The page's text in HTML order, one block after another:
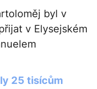
byl v
v Elysejském
25 tisícům